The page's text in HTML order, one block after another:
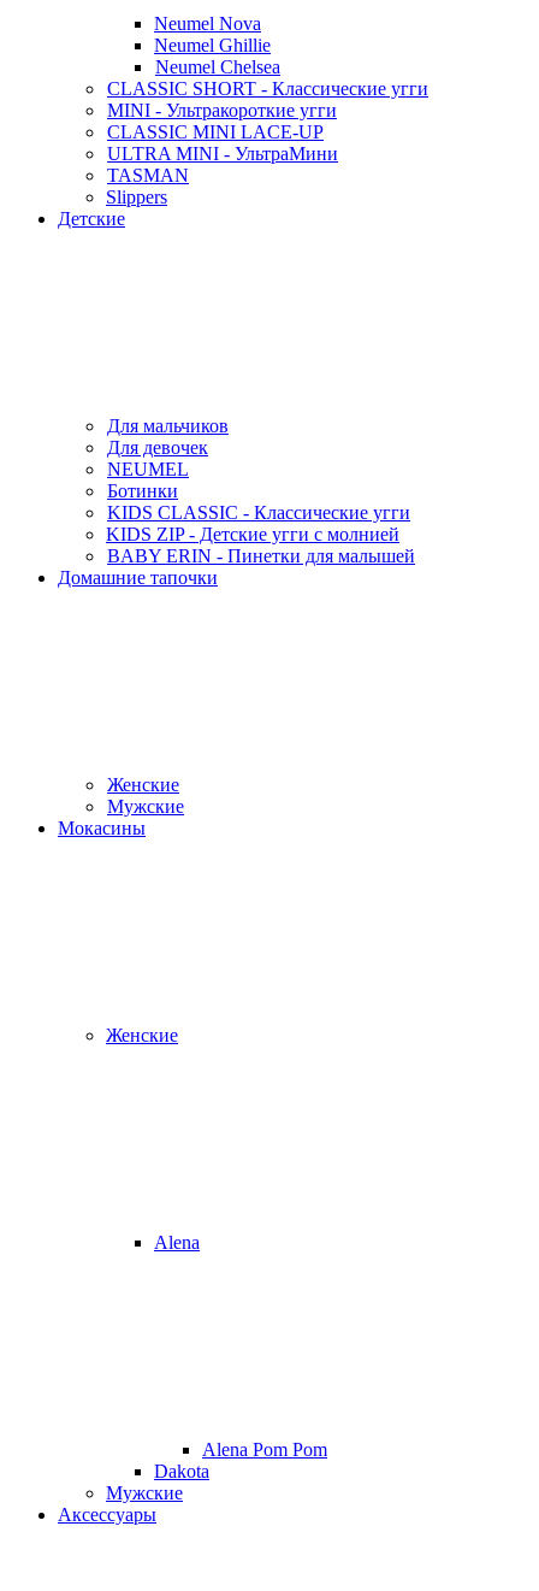
Neumel Nova
Neumel Ghillie
Neumel Chelsea
CLASSIC SHORT - Классические угги
MINI - Ультракороткие угги
CLASSIC MINI LACE-UP
ULTRA MINI - УльтраМини
TASMAN
Slippers
Детские
Для мальчиков
Для девочек
NEUMEL
Ботинки
KIDS CLASSIC - Классические угги
KIDS ZIP - Детские угги с молнией
BABY ERIN - Пинетки для малышей
Домашние тапочки
Женские
Мужские
Мокасины
Женские
Alena
Alena Pom Pom
Dakota
Мужские
Аксессуары